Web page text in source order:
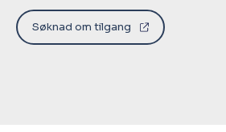
Søknad om tilgang